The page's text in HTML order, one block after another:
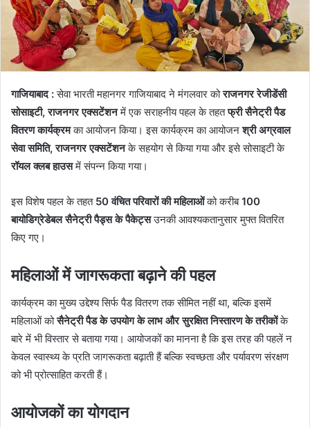
गाजियाबाद :सेवा भारती महानगर गाजियाबाद ने मंगलवार कोराजनगर रेजीडेंसी
सोसाइटी, राजनगर एक्सटेंशनमें एक सराहनीय पहल के तहतफ्री सैनेट्री पैड
वितरण कार्यक्रमका आयोजन किया। इस कार्यक्रम का आयोजनश्री अग्रवाल
सेवा समिति, राजनगर एक्सटेंशनके सहयोग से किया गया और इसे सोसाइटी के
रॉयल क्लब हाउसमें संपन्न किया गया।
इस विशेष पहल के तहत 50 वंचित परिवारों की महिलाओंको करीब100
बायोडिग्रेडेबल सैनेट्री पैड्स के पैकेट्सउनकी आवश्यकतानुसार मुफ्त वितरित
किए गए।
महिलाओं में जागरूकता बढ़ाने की पहल
कार्यक्रम का मुख्य उद्देश्य सिर्फ पैड वितरण तक सीमित नहीं था, बल्कि इसमें
महिलाओं कोसैनेट्री पैड के उपयोग के लाभ और सुरक्षित निस्तारण के तरीकोंके
बारे में भी विस्तार से बताया गया। आयोजकों का मानना है कि इस तरह की पहलें न
केवल स्वास्थ्य के प्रति जागरूकता बढ़ाती हैं बल्कि स्वच्छता और पर्यावरण संरक्षण
को भी प्रोत्साहित करती हैं।
आयोजकों का योगदान